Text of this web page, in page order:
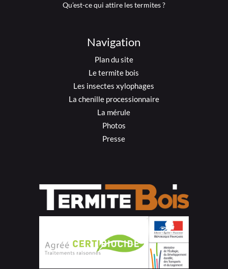
Qu’est-ce qui attire les termites ?
Navigation
Plan du site
Le termite bois
Les insectes xylophages
La chenille processionnaire
La mérule
Photos
Presse